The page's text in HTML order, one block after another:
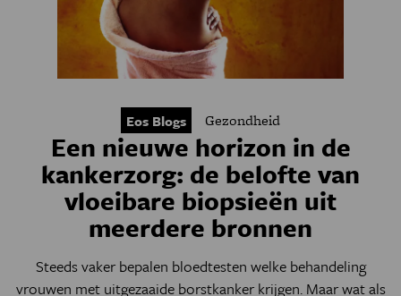
Eos Blogs Gezondheid
Een nieuwe horizon in de
kankerzorg: de belofte van
vloeibare biopsieën uit
meerdere bronnen
Steeds vaker bepalen bloedtesten welke behandeling
vrouwen met uitgezaaide borstkanker krijgen. Maar wat als